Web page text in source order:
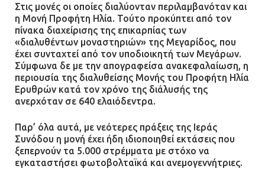
Στις μονές οι οποίες διαλύονταν περιλαμβανόταν και
η Μονή Προφήτη Ηλία. Τούτο προκύπτει από τον
πίνακα διαχείρισης της επικαρπίας των
«διαλυθέντων μοναστηριών» της Μεγαρίδος, που
έχει συνταχτεί από τον υποδιοικητή των Μεγάρων.
Σύμφωνα δε με την απογραφείσα ανακεφαλαίωση, η
περιουσία της διαλυθείσης Μονής του Προφήτη Ηλία
Ερυθρών κατά τον χρόνο της διάλυσής της
ανερχόταν σε 640 ελαιόδεντρα.
Παρ’ όλα αυτά, με νεότερες πράξεις της Ιεράς
Συνόδου η μονή έχει ήδη ιδιοποιηθεί εκτάσεις που
ξεπερνούν τα 5.000 στρέμματα με στόχο να
εγκαταστήσει φωτοβολταϊκά και ανεμογεννήτριες.